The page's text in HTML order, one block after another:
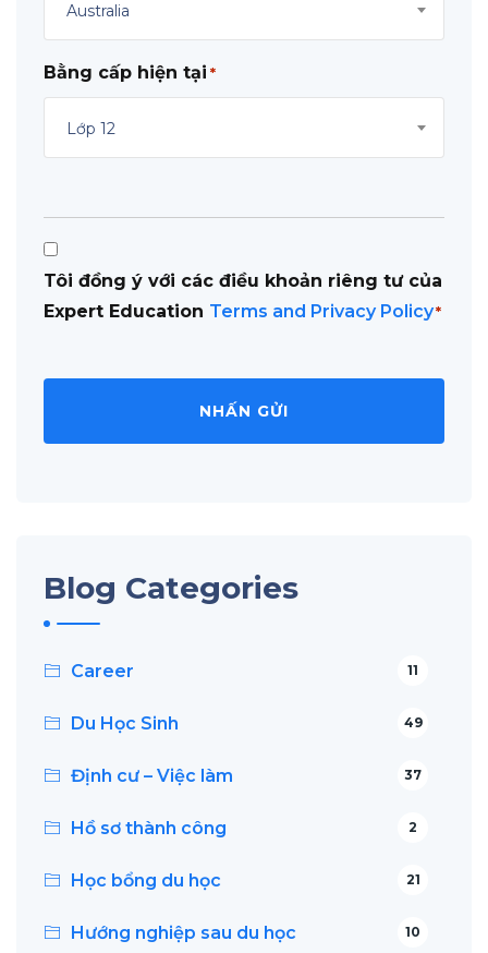
Australia
Bằng cấp hiện tại *
Lớp 12
Consent
*
Tôi đồng ý với các điều khoản riêng tư của
Expert Education Terms and Privacy Policy*
Blog Categories
Career 11
Du Học Sinh 49
Định cư – Việc làm 37
Hồ sơ thành công 2
Học bổng du học 21
Hướng nghiệp sau du học 10